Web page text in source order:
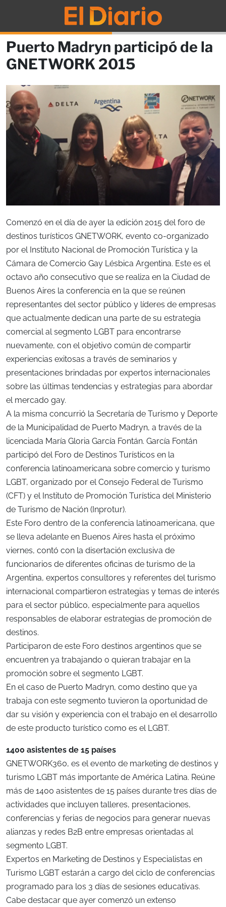
Puerto Madryn participó de la
GNETWORK 2015
Comenzó en el día de ayer la edición 2015 del foro de
destinos turísticos GNETWORK, evento co-organizado
por el Instituto Nacional de Promoción Turística y la
Cámara de Comercio Gay Lésbica Argentina. Este es el
octavo año consecutivo que se realiza en la Ciudad de
Buenos Aires la conferencia en la que se reúnen
representantes del sector público y líderes de empresas
que actualmente dedican una parte de su estrategia
comercial al segmento LGBT para encontrarse
nuevamente, con el objetivo común de compartir
experiencias exitosas a través de seminarios y
presentaciones brindadas por expertos internacionales
sobre las últimas tendencias y estrategias para abordar
el mercado gay.
A la misma concurrió la Secretaría de Turismo y Deporte
de la Municipalidad de Puerto Madryn, a través de la
licenciada María Gloria García Fontán. García Fontán
participó del Foro de Destinos Turísticos en la
conferencia latinoamericana sobre comercio y turismo
LGBT, organizado por el Consejo Federal de Turismo
(CFT) y el Instituto de Promoción Turística del Ministerio
de Turismo de Nación (Inprotur).
Este Foro dentro de la conferencia latinoamericana, que
se lleva adelante en Buenos Aires hasta el próximo
viernes, contó con la disertación exclusiva de
funcionarios de diferentes oficinas de turismo de la
Argentina, expertos consultores y referentes del turismo
internacional compartieron estrategias y temas de interés
para el sector público, especialmente para aquellos
responsables de elaborar estrategias de promoción de
destinos.
Participaron de este Foro destinos argentinos que se
encuentren ya trabajando o quieran trabajar en la
promoción sobre el segmento LGBT.
En el caso de Puerto Madryn, como destino que ya
trabaja con este segmento tuvieron la oportunidad de
dar su visión y experiencia con el trabajo en el desarrollo
de este producto turístico como es el LGBT.
1400 asistentes de 15 países
GNETWORK360, es el evento de marketing de destinos y
turismo LGBT más importante de América Latina. Reúne
más de 1400 asistentes de 15 países durante tres días de
actividades que incluyen talleres, presentaciones,
conferencias y ferias de negocios para generar nuevas
alianzas y redes B2B entre empresas orientadas al
segmento LGBT.
Expertos en Marketing de Destinos y Especialistas en
Turismo LGBT estarán a cargo del ciclo de conferencias
programado para los 3 días de sesiones educativas.
Cabe destacar que ayer comenzó un extenso